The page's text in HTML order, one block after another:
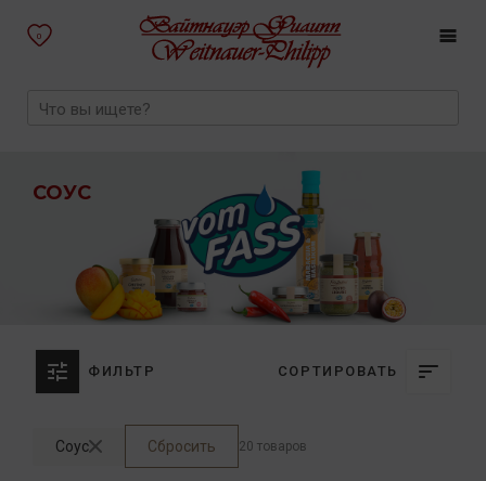
0
СОУС
ФИЛЬТР СОРТИРОВАТЬ
Соус Сбросить 20 товаров